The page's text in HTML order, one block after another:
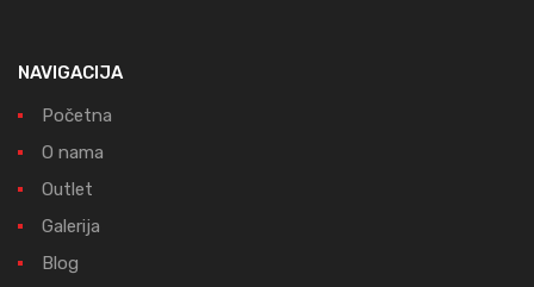
NAVIGACIJA
Početna
O nama
Outlet
Galerija
Blog